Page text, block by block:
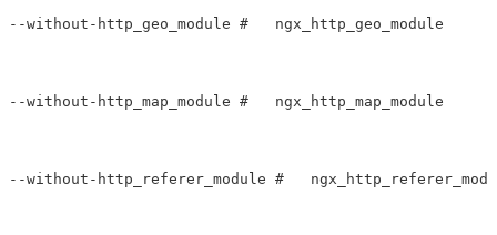
--without-http_geo_module #   ngx_http_geo_module
--without-http_map_module #   ngx_http_map_module
--without-http_referer_module #